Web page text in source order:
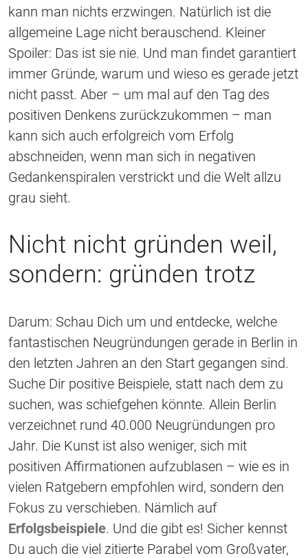
kann man nichts erzwingen. Natürlich ist die
allgemeine Lage nicht berauschend. Kleiner
Spoiler: Das ist sie nie. Und man findet garantiert
immer Gründe, warum und wieso es gerade jetzt
nicht passt. Aber – um mal auf den Tag des
positiven Denkens zurückzukommen – man
kann sich auch erfolgreich vom Erfolg
abschneiden, wenn man sich in negativen
Gedankenspiralen verstrickt und die Welt allzu
grau sieht.
Nicht nicht gründen weil,
sondern: gründen trotz
Darum: Schau Dich um und entdecke, welche
fantastischen Neugründungen gerade in Berlin in
den letzten Jahren an den Start gegangen sind.
Suche Dir positive Beispiele, statt nach dem zu
suchen, was schiefgehen könnte. Allein Berlin
verzeichnet rund 40.000 Neugründungen pro
Jahr. Die Kunst ist also weniger, sich mit
positiven Affirmationen aufzublasen – wie es in
vielen Ratgebern empfohlen wird, sondern den
Fokus zu verschieben. Nämlich auf
Erfolgsbeispiele. Und die gibt es! Sicher kennst
Du auch die viel zitierte Parabel vom Großvater,